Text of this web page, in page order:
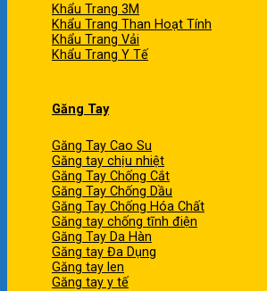
Khẩu Trang 3M
Khẩu Trang Than Hoạt Tính
Khẩu Trang Vải
Khẩu Trang Y Tế
Găng Tay
Găng Tay Cao Su
Găng tay chịu nhiệt
Găng Tay Chống Cắt
Găng Tay Chống Dầu
Găng Tay Chống Hóa Chất
Găng tay chống tĩnh điện
Găng Tay Da Hàn
Găng tay Đa Dụng
Găng tay len
Găng tay y tế